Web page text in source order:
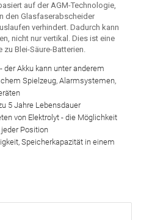
auf der AGM-Technologie,
den Glasfaserabscheider
verhindert. Dadurch kann
nicht nur vertikal. Dies ist eine
Blei-Säure-Batterien.
der Akku kann unter anderem
Spielzeug, Alarmsystemen,
5 Jahre Lebensdauer
von Elektrolyt - die Möglichkeit
Position
Speicherkapazität in einem